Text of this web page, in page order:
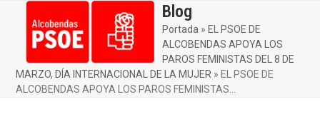
contentmobile
menu
mobile
menu
Blog
Portada » EL PSOE DE
ALCOBENDAS APOYA LOS
PAROS FEMINISTAS DEL 8 DE
MARZO, DÍA INTERNACIONAL DE LA MUJER » EL PSOE DE
ALCOBENDAS APOYA LOS PAROS FEMINISTAS…